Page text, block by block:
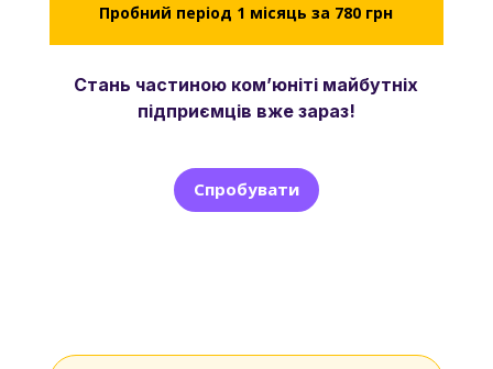
Пробний період 1 місяць за 780 грн
Стань частиною ком’юніті майбутніх
підприємців вже зараз!
Спробувати